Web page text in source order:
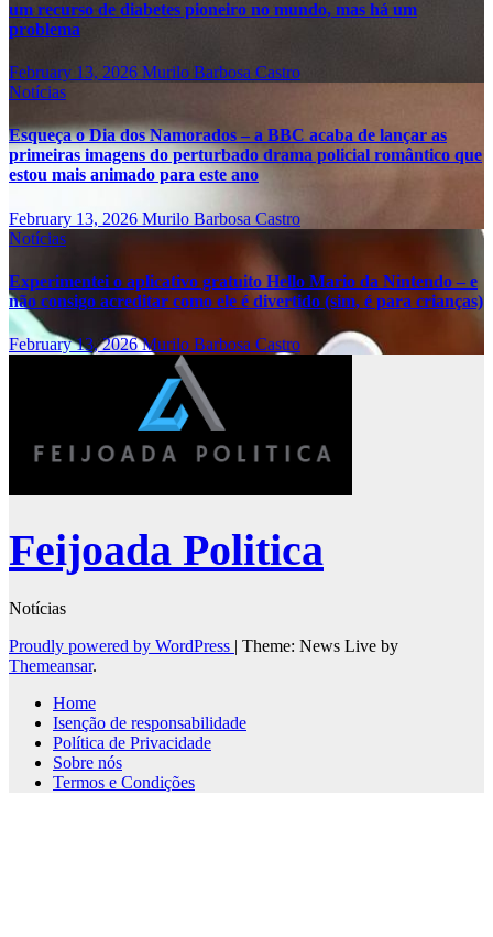
um recurso de diabetes pioneiro no mundo, mas há um
problema
February 13, 2026 Murilo Barbosa Castro
Notícias
Esqueça o Dia dos Namorados – a BBC acaba de lançar as
primeiras imagens do perturbado drama policial romântico que
estou mais animado para este ano
February 13, 2026 Murilo Barbosa Castro
Notícias
Experimentei o aplicativo gratuito Hello Mario da Nintendo – e
não consigo acreditar como ele é divertido (sim, é para crianças)
February 13, 2026Murilo Barbosa Castro
Feijoada Politica
Notícias
Proudly powered by WordPress | Theme: News Live by
Themeansar.
Home
Isenção de responsabilidade
Política de Privacidade
Sobre nós
Termos e Condições